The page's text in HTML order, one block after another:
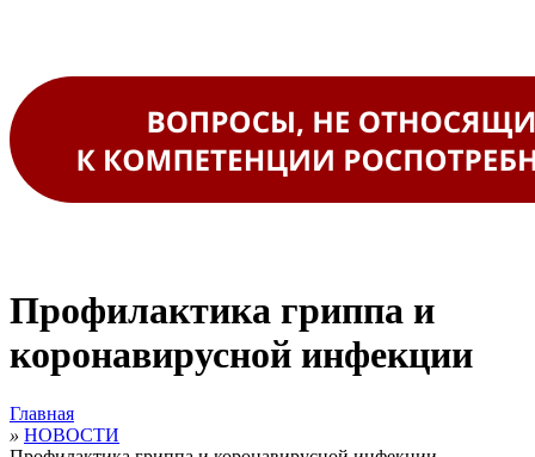
Профилактика гриппа и
коронавирусной инфекции
Главная
» НОВОСТИ